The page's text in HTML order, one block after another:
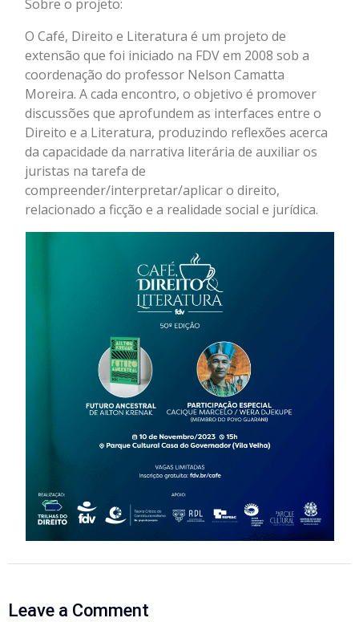
Sobre o projeto:
O Café, Direito e Literatura é um projeto de
extensão que foi iniciado na FDV em 2008 sob a
coordenação do professor Nelson Camatta
Moreira. A cada encontro, o objetivo é promover
discussões que aprofundem as interfaces entre o
Direito e a Literatura, produzindo reflexões acerca
da capacidade da narrativa literária de auxiliar os
juristas na tarefa de
compreender/interpretar/aplicar o direito,
relacionado a ficção e a realidade social e jurídica.
Leave a Comment